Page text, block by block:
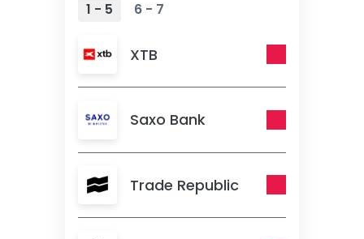
1 - 5 6 - 7
XTB
Saxo Bank
Trade Republic